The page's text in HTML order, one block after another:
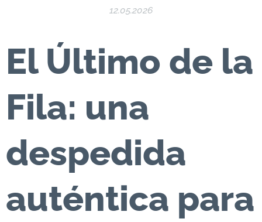
12.05.2026
El Último de la
Fila: una
despedida
auténtica para